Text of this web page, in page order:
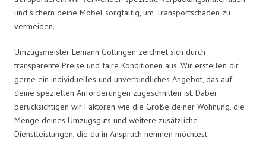
und sichern deine Möbel sorgfältig, um Transportschäden zu
vermeiden.
Umzugsmeister Lemann Göttingen zeichnet sich durch
transparente Preise und faire Konditionen aus. Wir erstellen dir
gerne ein individuelles und unverbindliches Angebot, das auf
deine speziellen Anforderungen zugeschnitten ist. Dabei
berücksichtigen wir Faktoren wie die Größe deiner Wohnung, die
Menge deines Umzugsguts und weitere zusätzliche
Dienstleistungen, die du in Anspruch nehmen möchtest.